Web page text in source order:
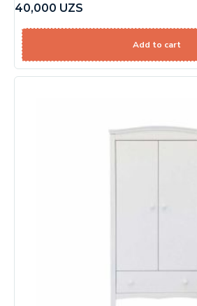
40,000 UZS
Add to cart